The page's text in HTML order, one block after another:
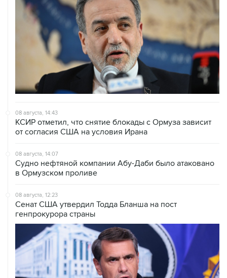
08 августа, 14:43
от согласия США на условия Ирана
08 августа, 14:07
в Ормузском проливе
08 августа, 12:23
генпрокурора страны